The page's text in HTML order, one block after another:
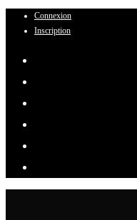
Skip
content
Connexion
Inscription